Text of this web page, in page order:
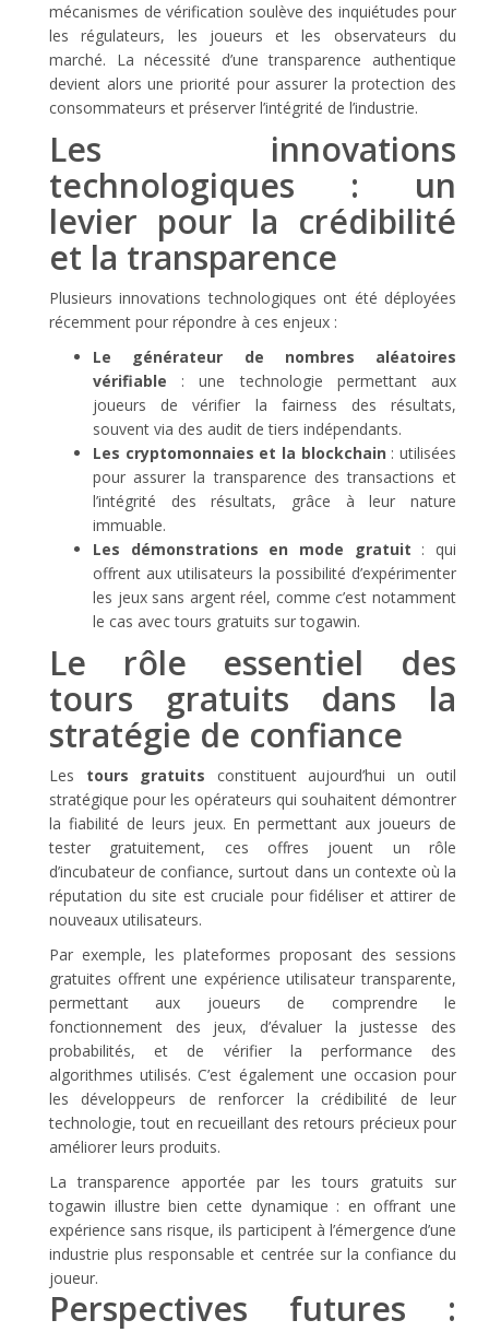
mécanismes de vérification soulève des inquiétudes pour
les régulateurs, les joueurs et les observateurs du
marché. La nécessité d’une transparence authentique
devient alors une priorité pour assurer la protection des
consommateurs et préserver l’intégrité de l’industrie.
Les innovations
technologiques : un
levier pour la crédibilité
et la transparence
Plusieurs innovations technologiques ont été déployées
récemment pour répondre à ces enjeux :
Le générateur de nombres aléatoires
vérifiable : une technologie permettant aux
joueurs de vérifier la fairness des résultats,
souvent via des audit de tiers indépendants.
Les cryptomonnaies et la blockchain : utilisées
pour assurer la transparence des transactions et
l’intégrité des résultats, grâce à leur nature
immuable.
Les démonstrations en mode gratuit : qui
offrent aux utilisateurs la possibilité d’expérimenter
les jeux sans argent réel, comme c’est notamment
le cas avec tours gratuits sur togawin.
Le rôle essentiel des
tours gratuits dans la
stratégie de confiance
Les tours gratuits constituent aujourd’hui un outil
stratégique pour les opérateurs qui souhaitent démontrer
la fiabilité de leurs jeux. En permettant aux joueurs de
tester gratuitement, ces offres jouent un rôle
d’incubateur de confiance, surtout dans un contexte où la
réputation du site est cruciale pour fidéliser et attirer de
nouveaux utilisateurs.
Par exemple, les plateformes proposant des sessions
gratuites offrent une expérience utilisateur transparente,
permettant aux joueurs de comprendre le
fonctionnement des jeux, d’évaluer la justesse des
probabilités, et de vérifier la performance des
algorithmes utilisés. C’est également une occasion pour
les développeurs de renforcer la crédibilité de leur
technologie, tout en recueillant des retours précieux pour
améliorer leurs produits.
La transparence apportée par les tours gratuits sur
togawin illustre bien cette dynamique : en offrant une
expérience sans risque, ils participent à l’émergence d’une
industrie plus responsable et centrée sur la confiance du
joueur.
Perspectives futures :